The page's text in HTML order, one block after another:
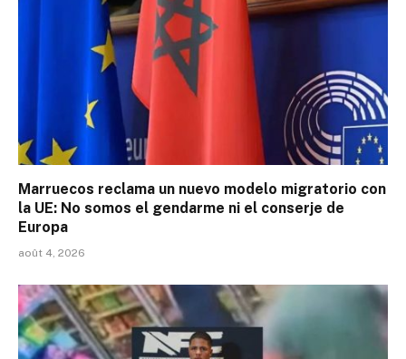
Marruecos reclama un nuevo modelo migratorio con
la UE: No somos el gendarme ni el conserje de
Europa
août 4, 2026